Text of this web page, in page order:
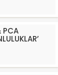
PCA